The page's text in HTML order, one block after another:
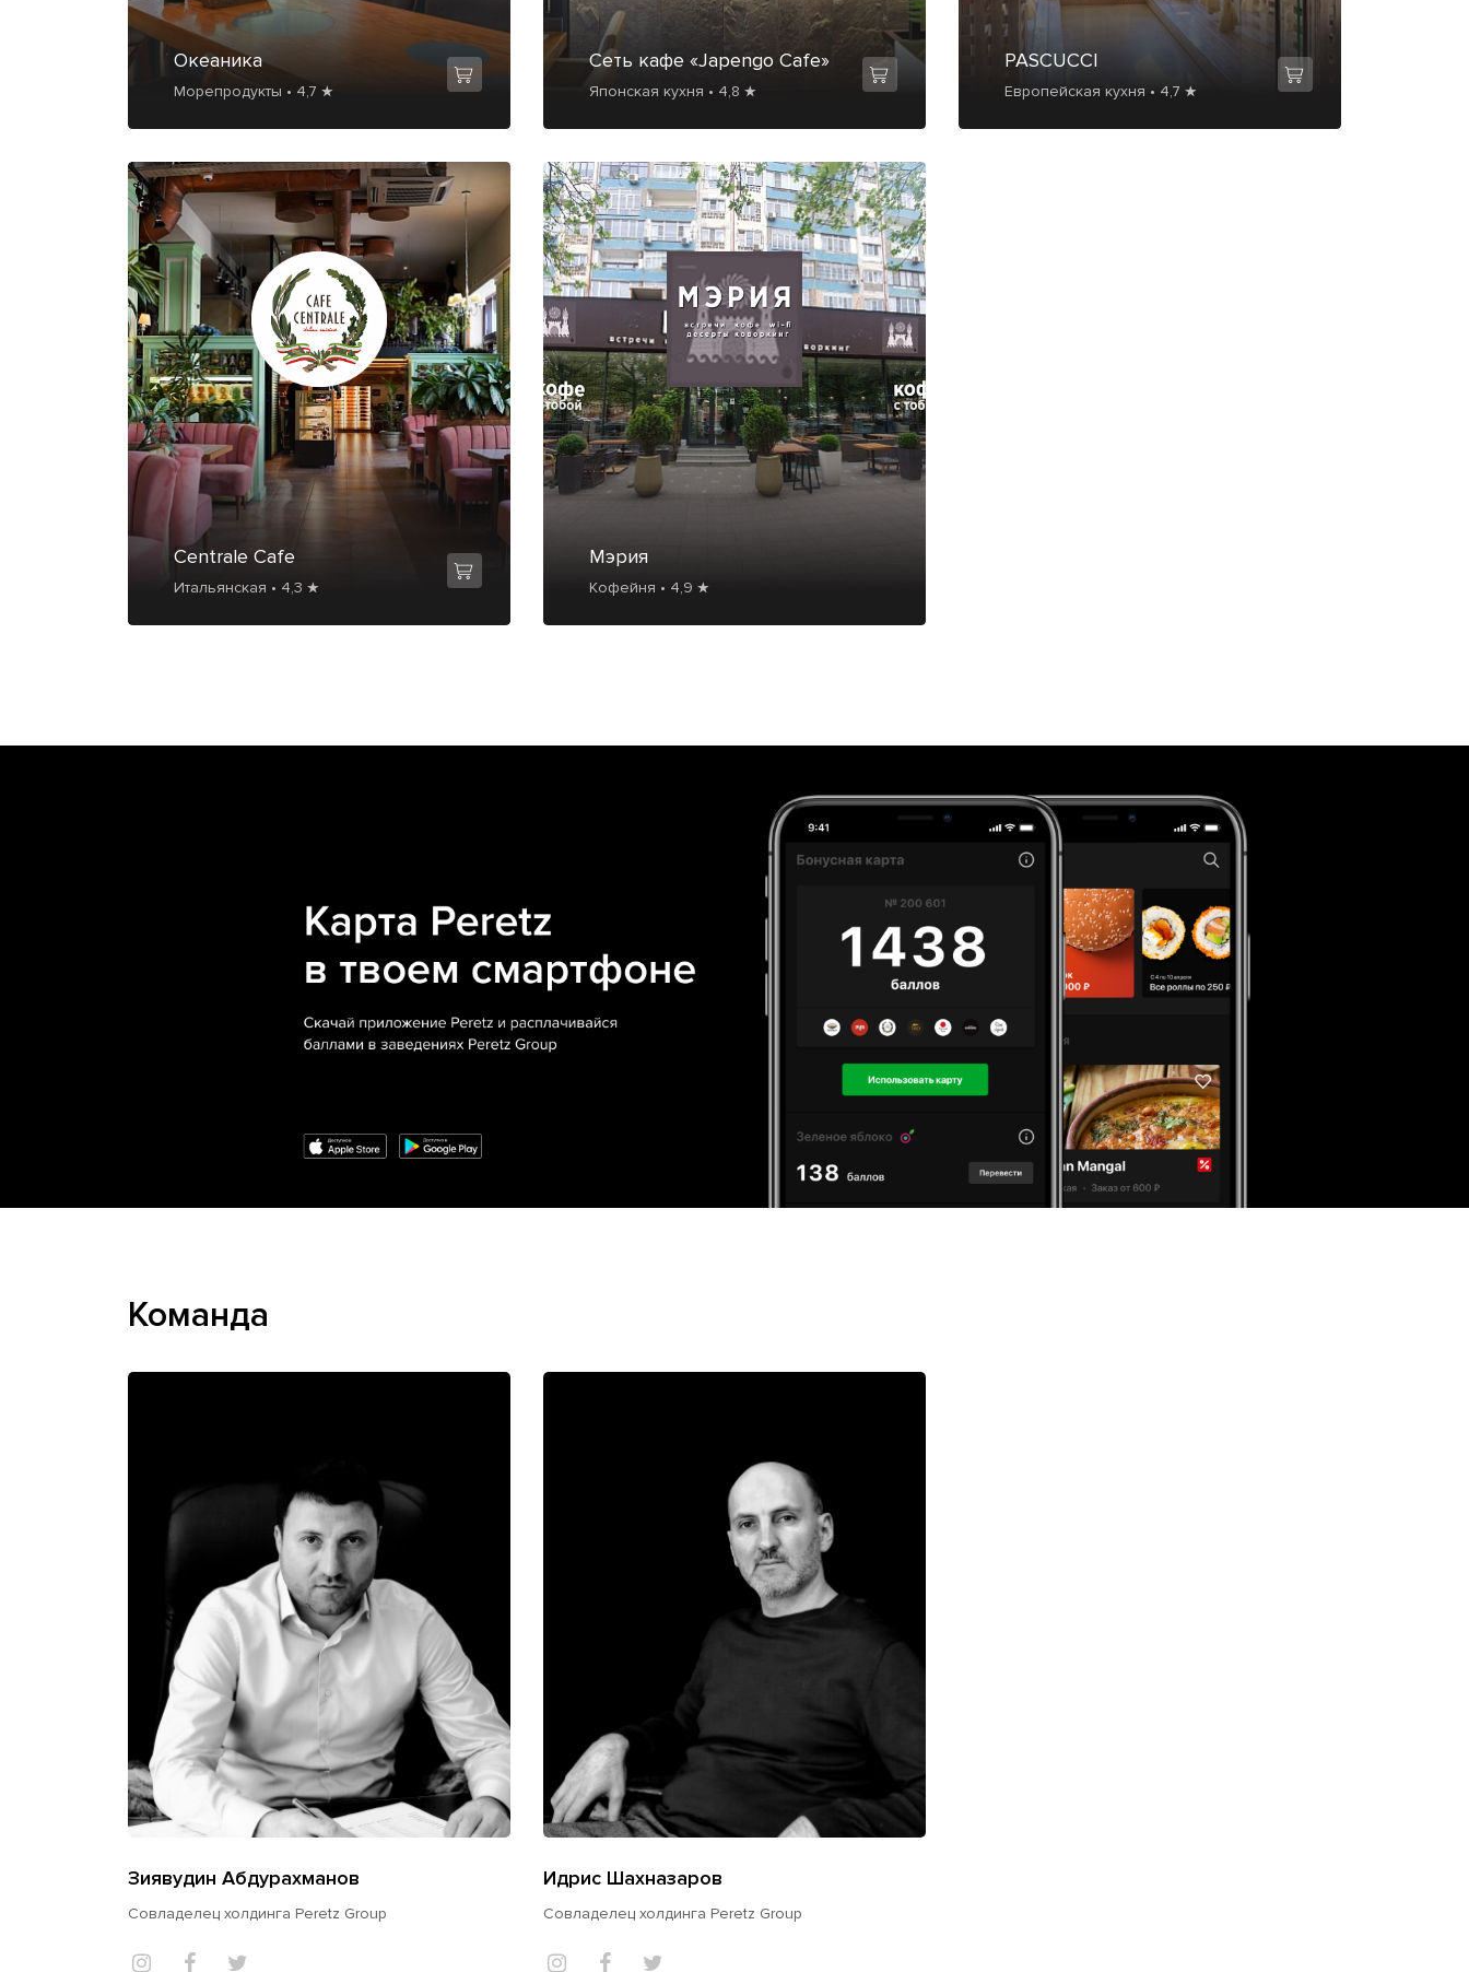
Океаника
Морепродукты • 4,7 ★
Сеть кафе «Japengo Cafe»
Японская кухня • 4,8 ★
PASCUCCI
Европейская кухня • 4,7 ★
Centrale Cafe
Итальянская • 4,3 ★
Мэрия
Кофейня • 4,9 ★
Команда
Зиявудин Абдурахманов
Совладелец холдинга Peretz Group
Идрис Шахназаров
Совладелец холдинга Peretz Group